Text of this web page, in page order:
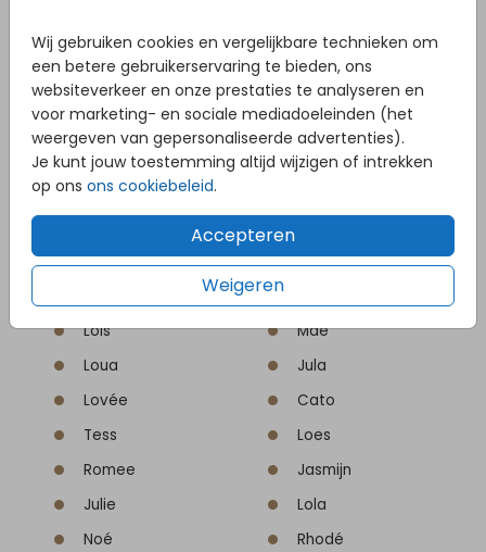
Wij gebruiken cookies en vergelijkbare technieken om
een betere gebruikerservaring te bieden, ons
websiteverkeer en onze prestaties te analyseren en
voor marketing- en sociale mediadoeleinden (het
weergeven van gepersonaliseerde advertenties).
Je kunt jouw toestemming altijd wijzigen of intrekken
op ons ons cookiebeleid.
Accepteren
Weigeren
Romy
Eva
Pien
Mare
Lizzy
Nova
Loïs
Loua
Lovée
Tess
Romee
Julie
Noé
Zoë
Chloë
Jackie
Veda
Veerle
Mae
Jula
Cato
Loes
Jasmijn
Lola
Rhodé